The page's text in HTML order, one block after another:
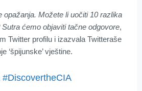
opažanja. Možete li uočiti 10 razlika
ćemo objaviti tačne odgovore,
Twitter profilu i izazvala Twitteraše
‘špijunske’ vještine.
#DiscovertheCIA